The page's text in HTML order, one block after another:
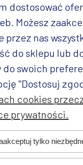
PRODUKTY CD.
POZOSTAŁE
dostosować
Możesz
przez nas
do sklepu lub
do swoich
"Dostosuj
cookies
prywatności.
tylko